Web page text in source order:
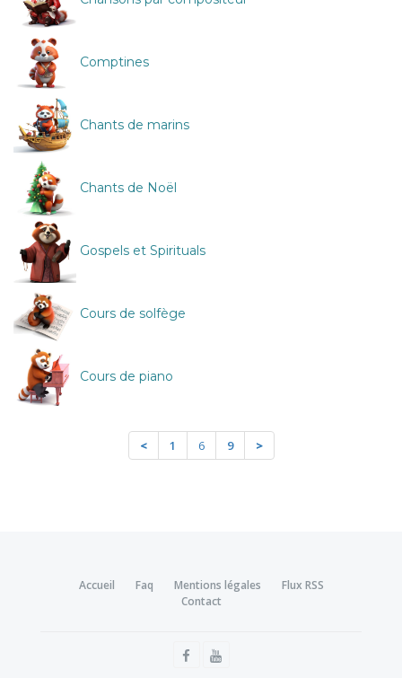
Comptines
Chants de marins
Chants de Noël
Gospels et Spirituals
Cours de solfège
Cours de piano
< 1 6 9 >
Accueil Faq Mentions légales
Flux RSS
Contact